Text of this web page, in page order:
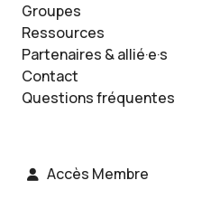
Groupes
Ressources
Partenaires & allié·e·s
Contact
Questions fréquentes
Accès Membre